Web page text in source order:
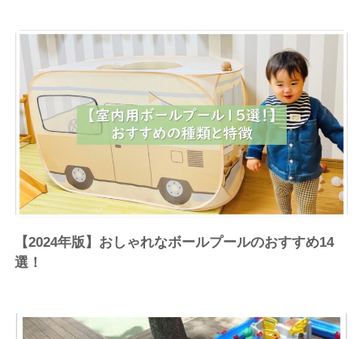
【2024年版】おしゃれなボールプールのおすすめ14
選！